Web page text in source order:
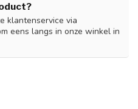
klantenservice via
eens langs in onze winkel in